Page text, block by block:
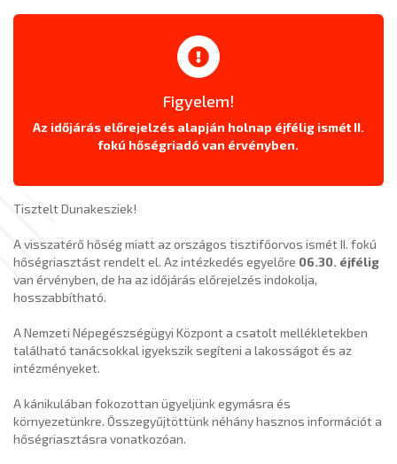
Figyelem!
Az időjárás előrejelzés alapján holnap éjfélig ismét II.
fokú hőségriadó van érvényben.
Tisztelt Dunakesziek!
A visszatérő hőség miatt az országos tisztifőorvos ismét II. fokú
hőségriasztást rendelt el. Az intézkedés egyelőre 06.30. éjfélig
van érvényben, de ha az időjárás előrejelzés indokolja,
hosszabbítható.
A Nemzeti Népegészségügyi Központ a csatolt mellékletekben
található tanácsokkal igyekszik segíteni a lakosságot és az
intézményeket.
A kánikulában fokozottan ügyeljünk egymásra és
környezetünkre. Összegyűjtöttünk néhány hasznos információt a
hőségriasztásra vonatkozóan.